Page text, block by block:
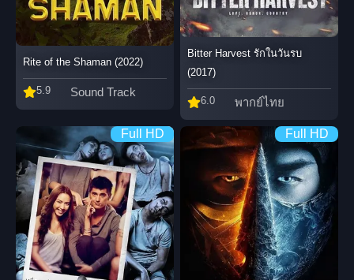
Rite of the Shaman (2022)
5.9 Sound Track
Bitter Harvest รักในวันรบ
(2017)
6.0 พากย์ไทย
Full HD Full HD